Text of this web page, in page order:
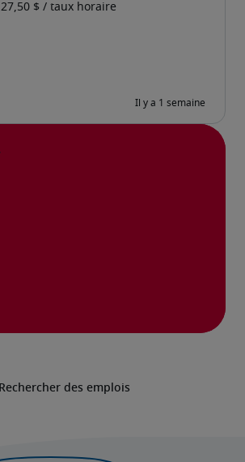
Rechercher des emplois